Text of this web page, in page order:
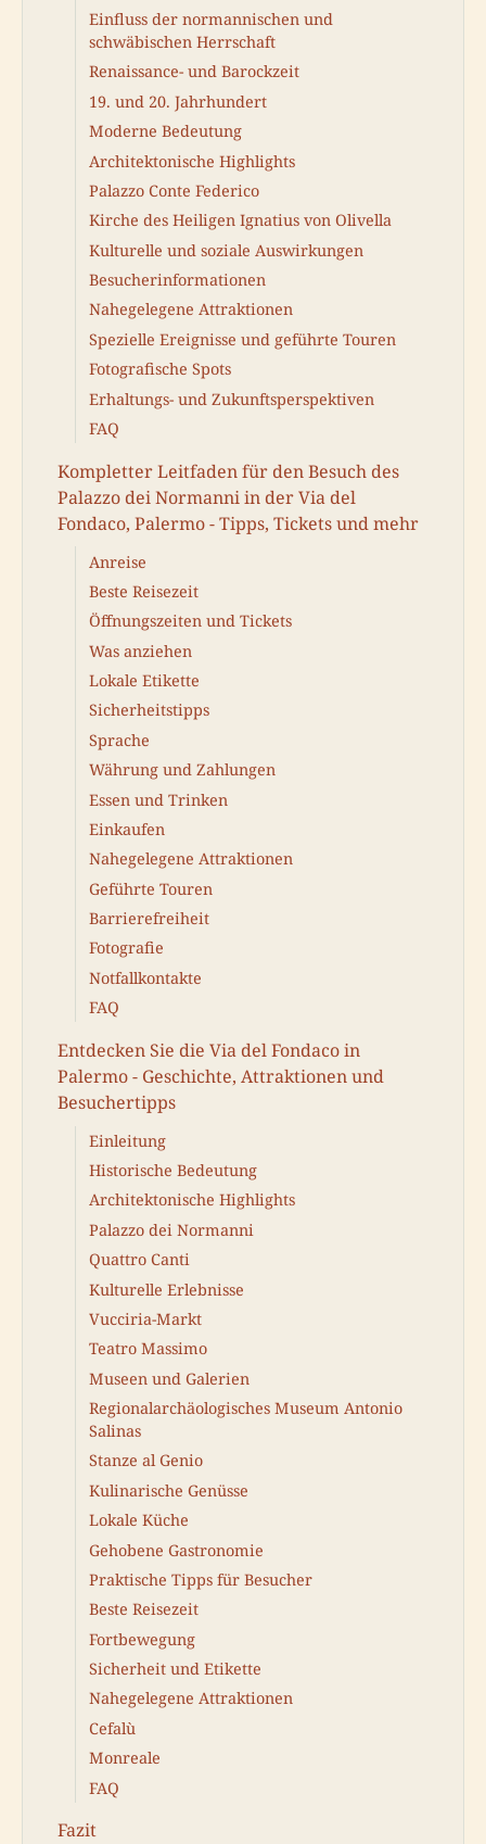
Einfluss der normannischen und
schwäbischen Herrschaft
Renaissance- und Barockzeit
19. und 20. Jahrhundert
Moderne Bedeutung
Architektonische Highlights
Palazzo Conte Federico
Kirche des Heiligen Ignatius von Olivella
Kulturelle und soziale Auswirkungen
Besucherinformationen
Nahegelegene Attraktionen
Spezielle Ereignisse und geführte Touren
Fotografische Spots
Erhaltungs- und Zukunftsperspektiven
FAQ
Kompletter Leitfaden für den Besuch des
Palazzo dei Normanni in der Via del
Fondaco, Palermo - Tipps, Tickets und mehr
Anreise
Beste Reisezeit
Öffnungszeiten und Tickets
Was anziehen
Lokale Etikette
Sicherheitstipps
Sprache
Währung und Zahlungen
Essen und Trinken
Einkaufen
Nahegelegene Attraktionen
Geführte Touren
Barrierefreiheit
Fotografie
Notfallkontakte
FAQ
Entdecken Sie die Via del Fondaco in
Palermo - Geschichte, Attraktionen und
Besuchertipps
Einleitung
Historische Bedeutung
Architektonische Highlights
Palazzo dei Normanni
Quattro Canti
Kulturelle Erlebnisse
Vucciria-Markt
Teatro Massimo
Museen und Galerien
Regionalarchäologisches Museum Antonio
Salinas
Stanze al Genio
Kulinarische Genüsse
Lokale Küche
Gehobene Gastronomie
Praktische Tipps für Besucher
Beste Reisezeit
Fortbewegung
Sicherheit und Etikette
Nahegelegene Attraktionen
Cefalù
Monreale
FAQ
Fazit